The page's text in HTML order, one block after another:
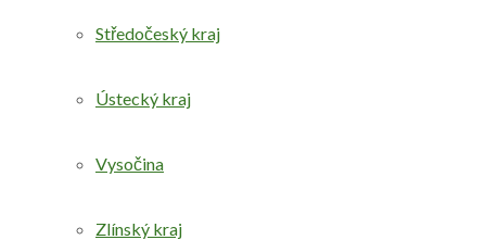
Středočeský kraj
Ústecký kraj
Vysočina
Zlínský kraj